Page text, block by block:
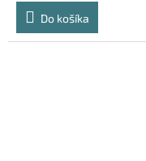
Do košíka